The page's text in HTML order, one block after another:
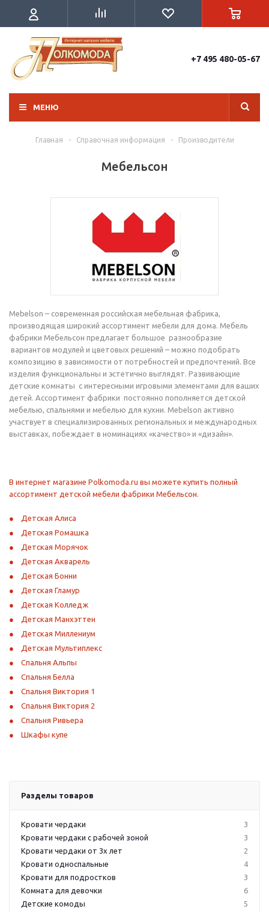
+7 495 480-05-67
МЕНЮ
Главная - Справочная информация - Производители
Мебельсон
Mebelson – современная российская мебельная фабрика,
производящая широкий ассортимент мебели для дома. Мебель
фабрики Мебельсон предлагает большое разнообразие
вариантов модулей и цветовых решений – можно подобрать
композицию в зависимости от потребностей и предпочтений. Все
изделия функциональны и эстетично выглядят. Развивающие
детские комнаты с интересными игровыми элементами для ваших
детей. Ассортимент фабрики постоянно пополняется детской
мебелью, спальнями и мебелью для кухни. Mebelson активно
участвует в специализированных региональных и международных
выставках, побеждает в номинациях «качество» и «дизайн».
В интернет магазине Polkomoda.ru вы можете купить полный
ассортимент детской мебели фабрики Мебельсон.
Детская Алиса
Детская Ромашка
Детская Морячок
Детская Акварель
Детская Бонни
Детская Гламур
Детская Колледж
Детская Манхэттен
Детская Миллениум
Детская Мультиплекс
Спальня Альпы
Спальня Белла
Спальня Виктория 1
Спальня Виктория 2
Спальня Ривьера
Шкафы купе
Разделы товаров
Кровати чердаки
3
Кровати чердаки с рабочей зоной
3
Кровати чердаки от 3х лет
2
Кровати односпальные
4
Кровати для подростков
3
Комната для девочки
6
Детские комоды
5